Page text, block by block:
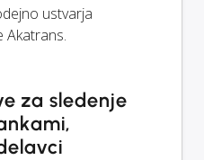
ustvarja
Akatrans.
za sledenje